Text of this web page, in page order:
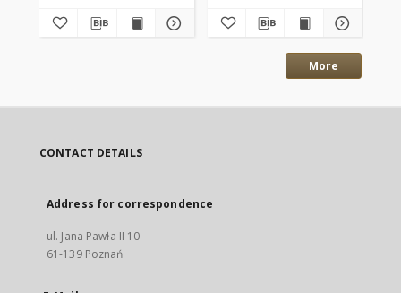
More
CONTACT DETAILS
Address for correspondence
ul. Jana Pawła II 10
61-139 Poznań